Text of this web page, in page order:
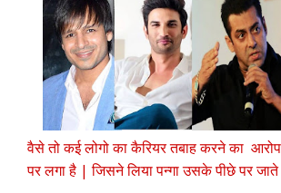
वैसे तो कई लोगो का कैरियर तबाह करने का
पर लगा है | जिसने लिया पन्गा उसके पीछे पर